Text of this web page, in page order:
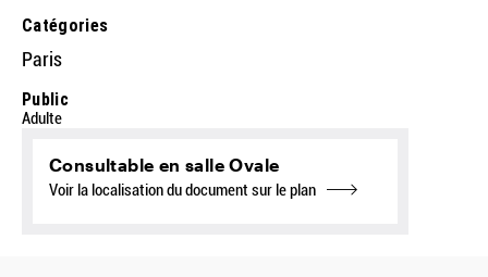
Catégories
Paris
Public
Adulte
Consultable en salle Ovale
Voir la localisation du document sur le plan